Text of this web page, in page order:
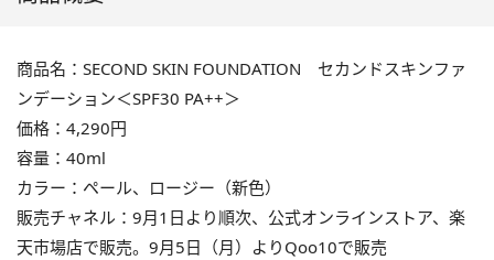
商品名：SECOND SKIN FOUNDATION セカンドスキンファ
ンデーション＜SPF30 PA++＞
価格：4,290円
容量：40ml
カラー：ペール、ロージー（新色）
販売チャネル：9月1日より順次、公式オンラインストア、楽
天市場店で販売。9月5日（月）よりQoo10で販売